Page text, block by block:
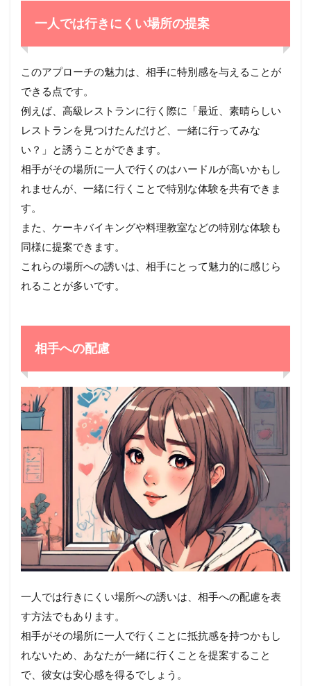
一人では行きにくい場所の提案
このアプローチの魅力は、相手に特別感を与えることが
できる点です。
例えば、高級レストランに行く際に「最近、素晴らしい
レストランを見つけたんだけど、一緒に行ってみな
い？」と誘うことができます。
相手がその場所に一人で行くのはハードルが高いかもし
れませんが、一緒に行くことで特別な体験を共有できま
す。
また、ケーキバイキングや料理教室などの特別な体験も
同様に提案できます。
これらの場所への誘いは、相手にとって魅力的に感じら
れることが多いです。
相手への配慮
一人では行きにくい場所への誘いは、相手への配慮を表
す方法でもあります。
相手がその場所に一人で行くことに抵抗感を持つかもし
れないため、あなたが一緒に行くことを提案すること
で、彼女は安心感を得るでしょう。